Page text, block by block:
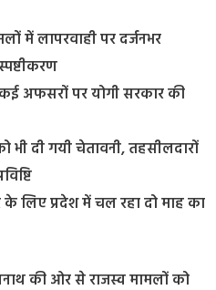
में लापरवाही पर दर्जनभर
अफसरों पर योगी सरकार की
भी दी गयी चेतावनी, तहसीलदारों
के लिए प्रदेश में चल रहा दो माह का
की ओर से राजस्व मामलों को